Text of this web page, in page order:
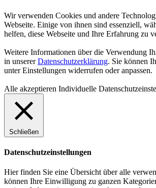
Wir verwenden Cookies und andere
Webseite. Einige von ihnen sind essenziell,
helfen, diese Webseite und Ihre Erfahrung zu
Weitere Informationen über die Verwendung
in unsererDatenschutzerklärung. Sie können
unter Einstellungen widerrufen oder anpassen.
Alle akzeptieren Individuelle
Schließen
Datenschutzeinstellungen
Hier finden Sie eine Übersicht über alle
können Ihre Einwilligung zu ganzen